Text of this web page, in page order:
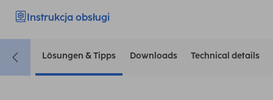
Instrukcja obsługi
Lösungen & Tipps Downloads Technical details